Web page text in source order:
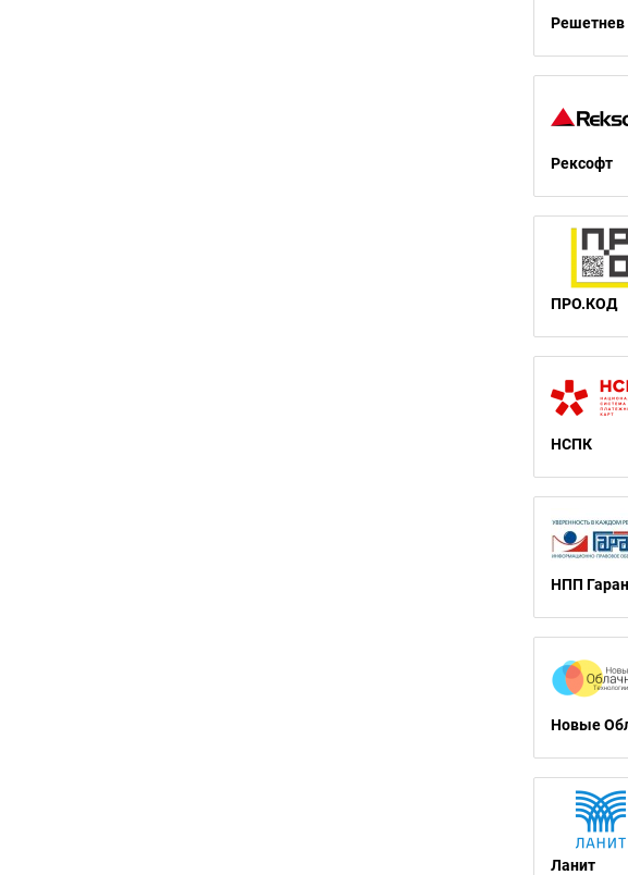
Решетнев
Рексофт
ПРО.КОД
НСПК
НПП
Новые
Ланит